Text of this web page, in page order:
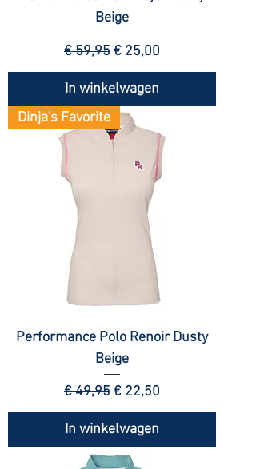
Beige
Normale prijs
€ 59,95Verkoopprijs
€ 25,00
In winkelwagen
Dinja's Favorite
Performance Polo Renoir Dusty
Beige
Normale prijs
€ 49,95Verkoopprijs
€ 22,50
In winkelwagen